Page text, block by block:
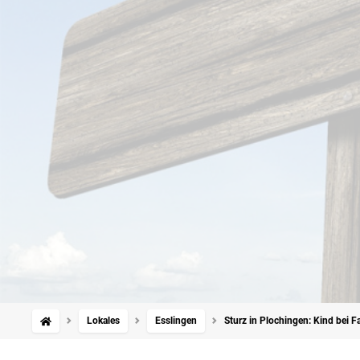
Lokales Esslingen Sturz in Plochingen: Kind bei